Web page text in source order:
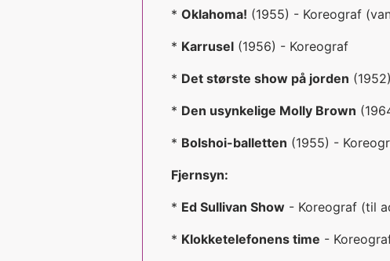
* Oklahoma! (1955) - Koreograf
* Karrusel (1956) - Koreograf
* Det største show på jorden
* Den usynkelige Molly Brown
* Bolshoi-balletten (1955) -
Fjernsyn:
* Ed Sullivan Show - Koreograf (til
* Klokketelefonens time -